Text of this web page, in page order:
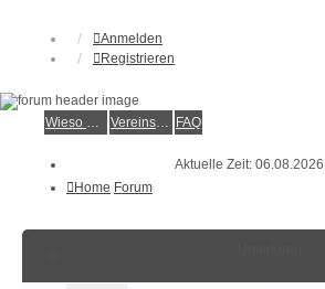
Anmelden
Registrieren
Wieso der e.V.? Vereinsmitglied werden FAQ
Aktuelle Zeit:
Home Forum